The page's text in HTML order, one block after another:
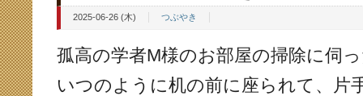
2025-06-26 (木) つぶやき
孤高の学者M様のお部屋の掃除に伺
いつのように机の前に座られて、片